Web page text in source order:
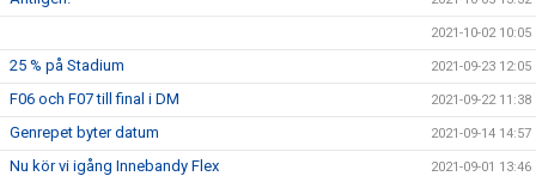
2021-10-02 10:05
25 % på Stadium 2021-09-23 12:05
F06 och F07 till final i DM 2021-09-22 11:38
Genrepet byter datum 2021-09-14 14:57
Nu kör vi igång Innebandy Flex 2021-09-01 13:46